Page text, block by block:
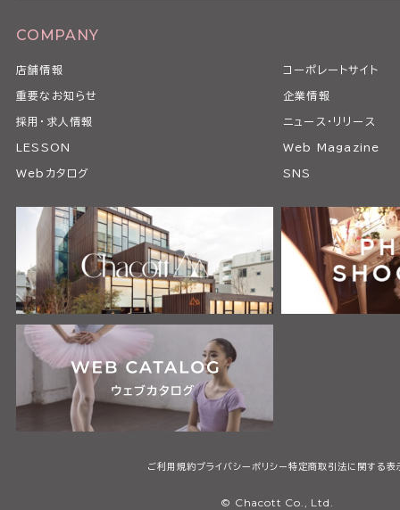
COMPANY
店舗情報 コーポレートサイト
重要なお知らせ 企業情報
採用・求人情報 ニュース・リリース
LESSON Web Magazine
Webカタログ SNS
ご利用規約プライバシーポリシー特定商取引法に関する表
© Chacott Co., Ltd.